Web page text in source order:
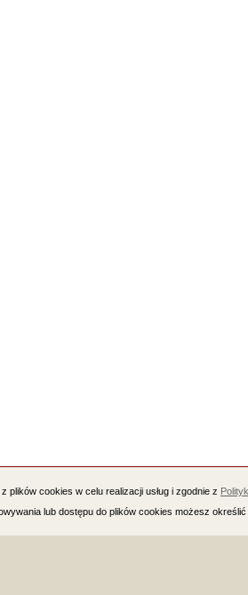
plików cookies w celu realizacji usług i zgodnie z
lub dostępu do plików cookies możesz